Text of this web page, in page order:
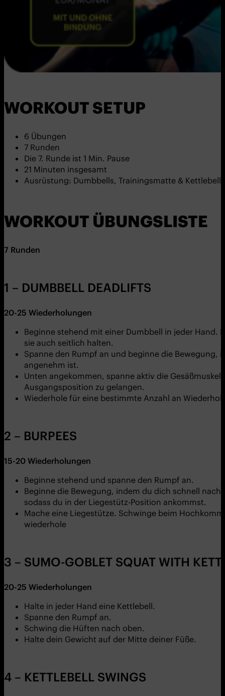
WORKOUT SETUP
6 Übungen
7 Runden
Die 7. Runde ist 1 Min. Pause
21 Minuten insgesamt
Ausrüstung: Dumbbells, Trainingsmatte & Kettlebells
WORKOUT ÜBUNGSLISTE
7 Runden
1 – DUMBBELL DEADLIFTS
20-25 Wiederholungen
Beginne stehend mit einer Dumbbell in jeder Hand.
sie auch seitlich halten.
Spanne den Rumpf an und beginne die
angenehm ist.
Unten angekommen, spanne aktiv die
Ausgangsposition zu gelangen.
Wiederhole für eine bestimmte Anzahl an
2 – BURPEES
15-20 Wiederholungen
Beginne stehend und spanne den Rumpf an.
Beginne die Bewegung, indem du dich schnell
sodass du in der Liegestütz-Position ankommst.
Mache eine Liegestütze. Schwinge beim
wiederhole
3 – SUMO-GOBLET SQUAT WITH
20-25 Wiederholungen
Halte in jeder Hand eine Kettlebell.
Spanne den Rumpf an.
Schwing die Hüften nach oben.
Halte dein Gewicht auf der Mitte deiner Füße.
4 – KETTLEBELL SWINGS